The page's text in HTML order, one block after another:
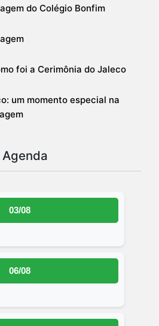
do Colégio Bonfim
foi a Cerimônia do Jaleco
um momento especial na
Agenda
03/08
06/08